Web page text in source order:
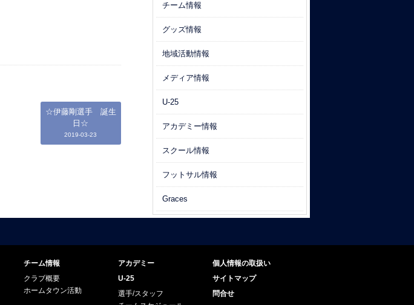
☆伊藤剛選手 誕生
日☆
2019-03-23
チーム情報
グッズ情報
地域活動情報
メディア情報
U-25
アカデミー情報
スクール情報
フットサル情報
Graces
チーム情報
クラブ概要
ホームタウン活動
アカデミー
U-25
選手/スタッフ
個人情報の取扱い
サイトマップ
問合せ